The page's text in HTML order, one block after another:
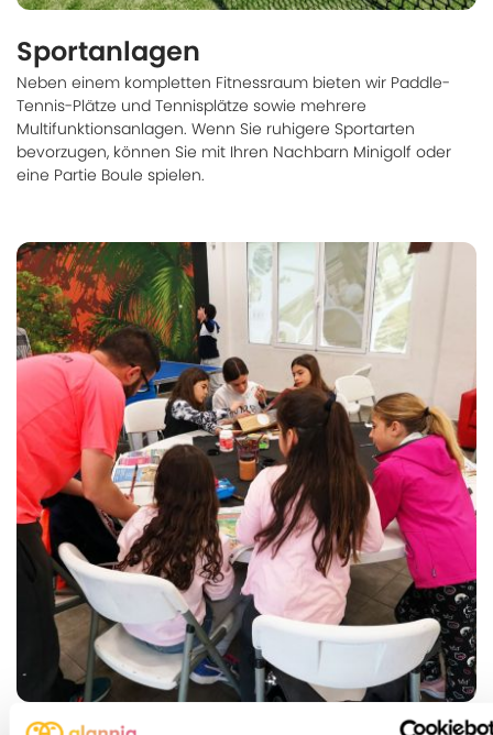
Sportanlagen
Neben einem kompletten Fitnessraum bieten wir Paddle-
Tennis-Plätze und Tennisplätze sowie mehrere
Multifunktionsanlagen. Wenn Sie ruhigere Sportarten
bevorzugen, können Sie mit Ihren Nachbarn Minigolf oder
eine Partie Boule spielen.